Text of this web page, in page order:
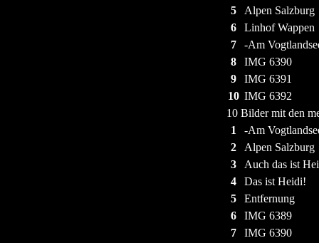
5
Alpen Salzburg
6
Linhof Wappen
7
-Am
8
IMG 6390
9
IMG 6391
10 IMG 6392
10 Bilder mit den
1
-Am
2
Alpen Salzburg
3
Auch das ist
4
Das ist Heidi!
5
Entfernung
6
IMG 6389
7
IMG 6390